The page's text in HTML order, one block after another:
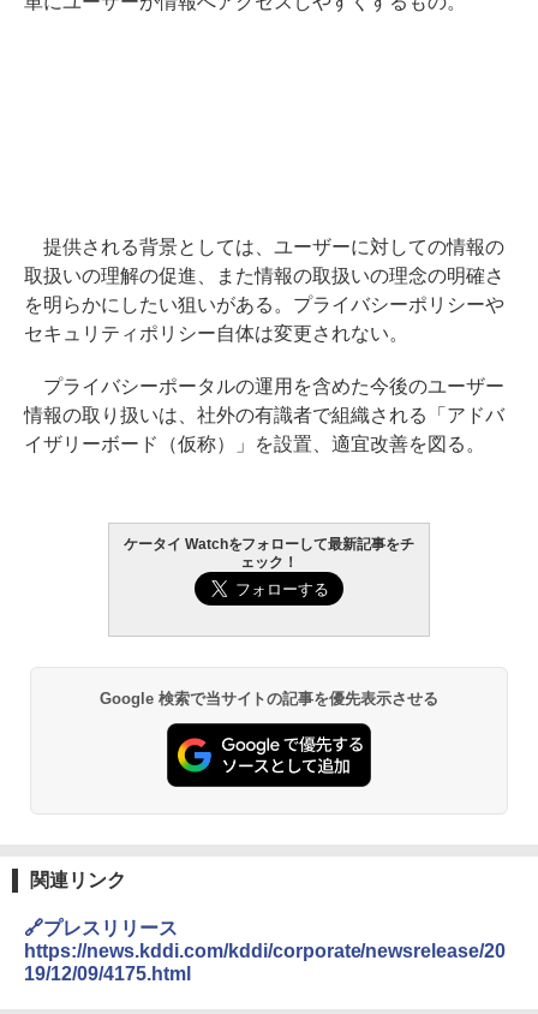
提供される背景としては、ユーザーに対しての情報の
取扱いの理解の促進、また情報の取扱いの理念の明確さ
を明らかにしたい狙いがある。プライバシーポリシーや
セキュリティポリシー自体は変更されない。
プライバシーポータルの運用を含めた今後のユーザー
情報の取り扱いは、社外の有識者で組織される「アドバ
イザリーボード（仮称）」を設置、適宜改善を図る。
ケータイ Watchをフォローして最新記事をチ
ェック！
Google 検索で当サイトの記事を優先表示させる
関連リンク
🔗プレスリリース
https://news.kddi.com/kddi/corporate/newsrelease/20
19/12/09/4175.html